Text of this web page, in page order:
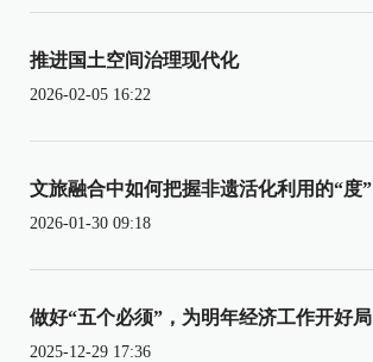
推进国土空间治理现代化
2026-02-05 16:22
文旅融合中如何把握非遗活化利用的“度”
2026-01-30 09:18
做好“五个必须”，为明年经济工作开好局
2025-12-29 17:36